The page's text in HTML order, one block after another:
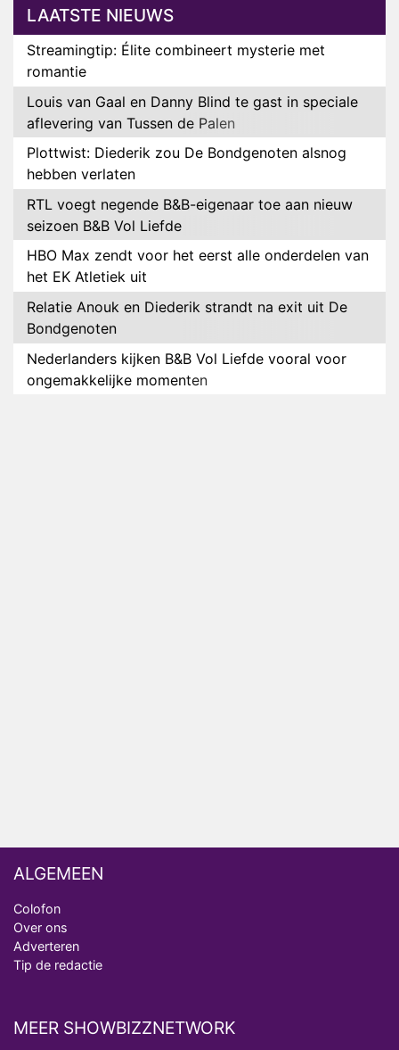
LAATSTE NIEUWS
Streamingtip: Élite combineert mysterie met
romantie
Louis van Gaal en Danny Blind te gast in speciale
aflevering van Tussen de Palen
Plottwist: Diederik zou De Bondgenoten alsnog
hebben verlaten
RTL voegt negende B&B-eigenaar toe aan nieuw
seizoen B&B Vol Liefde
HBO Max zendt voor het eerst alle onderdelen van
het EK Atletiek uit
Relatie Anouk en Diederik strandt na exit uit De
Bondgenoten
Nederlanders kijken B&B Vol Liefde vooral voor
ongemakkelijke momenten
ALGEMEEN
Colofon
Over ons
Adverteren
Tip de redactie
MEER SHOWBIZZNETWORK